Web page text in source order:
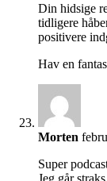
Din hidsige
tidligere
positivere
Hav en
Morten
Super
Jeg går